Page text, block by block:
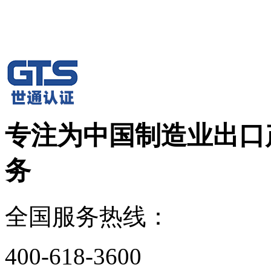
专注为中国制造业出
务
全国服务热线：
400-618-3600